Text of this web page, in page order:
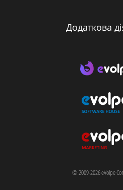
Додаткова
© 2009-2026 eVolpe